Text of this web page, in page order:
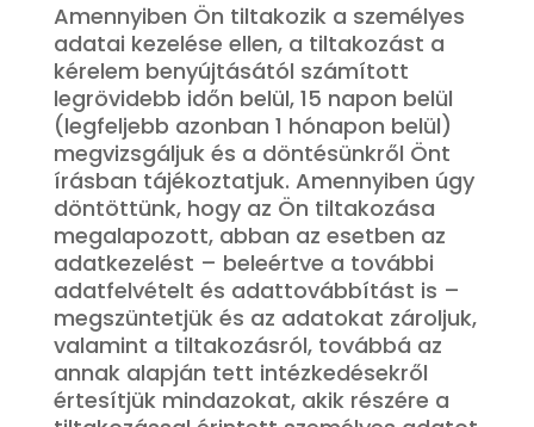
Amennyiben Ön tiltakozik a személyes
adatai kezelése ellen, a tiltakozást a
kérelem benyújtásától számított
legrövidebb időn belül, 15 napon belül
(legfeljebb azonban 1 hónapon belül)
megvizsgáljuk és a döntésünkről Önt
írásban tájékoztatjuk. Amennyiben úgy
döntöttünk, hogy az Ön tiltakozása
megalapozott, abban az esetben az
adatkezelést – beleértve a további
adatfelvételt és adattovábbítást is –
megszüntetjük és az adatokat zároljuk,
valamint a tiltakozásról, továbbá az
annak alapján tett intézkedésekről
értesítjük mindazokat, akik részére a